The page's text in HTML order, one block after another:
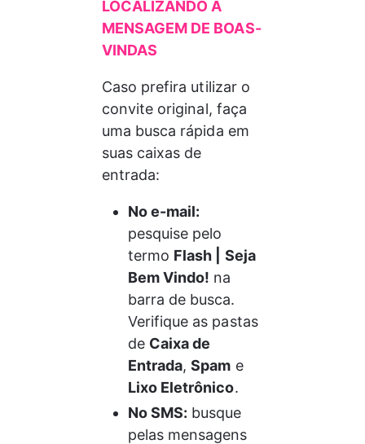
LOCALIZANDO A
MENSAGEM DE BOAS-
VINDAS
Caso prefira utilizar o
convite original, faça
uma busca rápida em
suas caixas de
entrada:
No e-mail:
pesquise pelo
termo Flash | Seja
Bem Vindo! na
barra de busca.
Verifique as pastas
de Caixa de
Entrada, Spam e
Lixo Eletrônico.
No SMS: busque
pelas mensagens